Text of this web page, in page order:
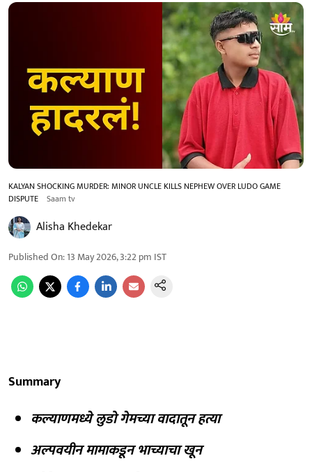
KALYAN SHOCKING MURDER: MINOR UNCLE KILLS NEPHEW OVER LUDO GAME
DISPUTE Saam tv
Alisha Khedekar
Published On:13 May 2026, 3:22 pm IST
Summary
कल्याणमध्ये लुडो गेमच्या वादातून हत्या
अल्पवयीन मामाकडून भाच्याचा खून